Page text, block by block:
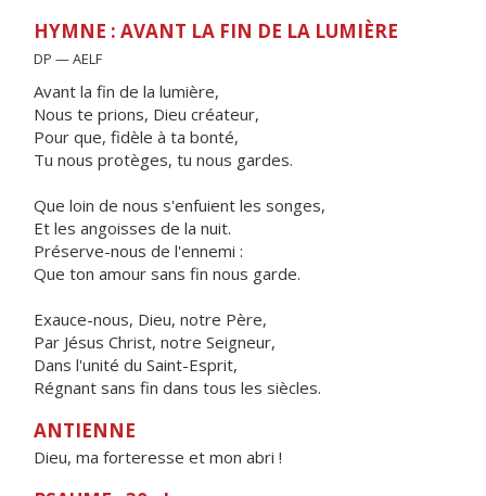
HYMNE : AVANT LA FIN DE LA LUMIÈRE
DP — AELF
Avant la fin de la lumière,
Nous te prions, Dieu créateur,
Pour que, fidèle à ta bonté,
Tu nous protèges, tu nous gardes.
Que loin de nous s'enfuient les songes,
Et les angoisses de la nuit.
Préserve-nous de l'ennemi :
Que ton amour sans fin nous garde.
Exauce-nous, Dieu, notre Père,
Par Jésus Christ, notre Seigneur,
Dans l'unité du Saint-Esprit,
Régnant sans fin dans tous les siècles.
ANTIENNE
Dieu, ma forteresse et mon abri !